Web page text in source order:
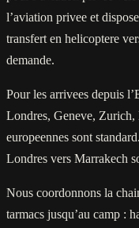
l’aviation privee et
transfert en helicoptere
demande.
Pour les arrivees depuis
Londres, Geneve, Zurich,
europeennes sont
Londres vers Marrakech
Nous coordonnons la
tarmacs jusqu’au camp :